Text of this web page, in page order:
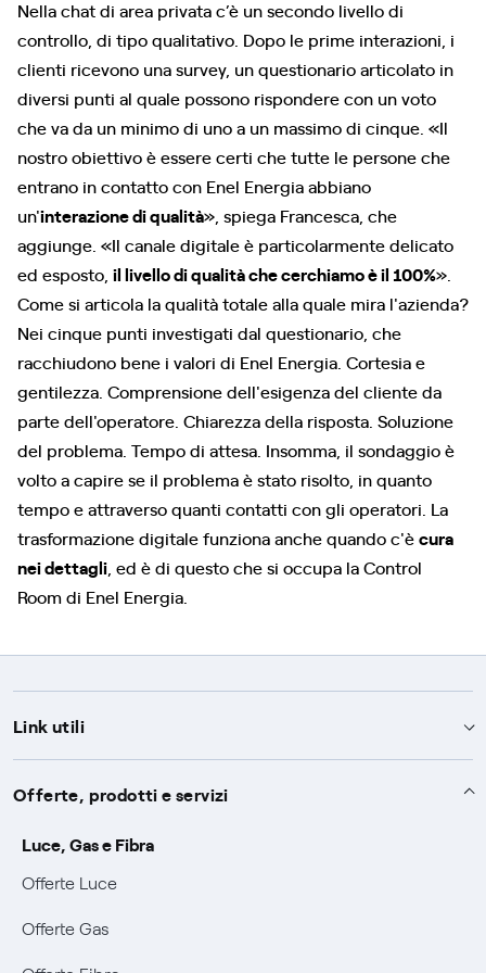
Nella chat di area privata c’è un secondo livello di
controllo, di tipo qualitativo. Dopo le prime interazioni, i
clienti ricevono una survey, un questionario articolato in
diversi punti al quale possono rispondere con un voto
che va da un minimo di uno a un massimo di cinque. «Il
nostro obiettivo è essere certi che tutte le persone che
entrano in contatto con Enel Energia abbiano
un'interazione di qualità», spiega Francesca, che
aggiunge. «Il canale digitale è particolarmente delicato
ed esposto, il livello di qualità che cerchiamo è il 100%».
Come si articola la qualità totale alla quale mira l'azienda?
Nei cinque punti investigati dal questionario, che
racchiudono bene i valori di Enel Energia. Cortesia e
gentilezza. Comprensione dell'esigenza del cliente da
parte dell'operatore. Chiarezza della risposta. Soluzione
del problema. Tempo di attesa. Insomma, il sondaggio è
volto a capire se il problema è stato risolto, in quanto
tempo e attraverso quanti contatti con gli operatori. La
trasformazione digitale funziona anche quando c'ècura
nei dettagli , ed è di questo che si occupa la Control
Room di Enel Energia.
Link utili
Assistenza
Avvisi
SOS luce e gas
Conciliazioni e risoluzione delle controversie
Servizi
Servizio di salvaguardia
Servizio default di distribuzione
Collabora con noi
Sponsorizzazioni
Modulistica e reclami
Offerte, prodotti e servizi
Luce, Gas e Fibra
Offerte Luce
Offerte Gas